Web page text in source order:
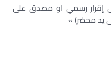
إقرار رسمي او مصدق على
يد محضر) »